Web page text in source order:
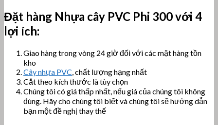
Đặt hàng Nhựa cây PVC Phi 300 với 4
lợi ích:
Giao hàng trong vòng 24 giờ đối với các mặt hàng tồn
kho
Cây nhựa PVC, chất lượng hạng nhất
Cắt theo kích thước là tùy chọn
Chúng tôi có giá thấp nhất, nếu giá của chúng tôi không
đúng. Hãy cho chúng tôi biết và chúng tôi sẽ hướng dẫn
bạn một đề nghị thay thế